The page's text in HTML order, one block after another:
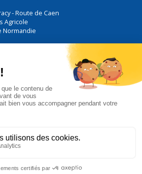
- Route de Caen
Agricole
Normandie
pour vous garantir la meilleure
votre visite sur notre site, vous